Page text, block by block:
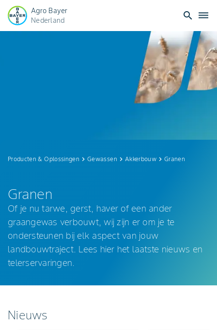
Agro Bayer
Nederland
search dehaze
Producten & Oplossingen keyboard_arrow_rightGewassen keyboard_arrow_right Akkerbouw keyboard_arrow_rightGranen
Granen
Of je nu tarwe, gerst, haver of een ander
graangewas verbouwt, wij zijn er om je te
ondersteunen bij elk aspect van jouw
landbouwtraject. Lees hier het laatste nieuws en
telerservaringen.
Nieuws